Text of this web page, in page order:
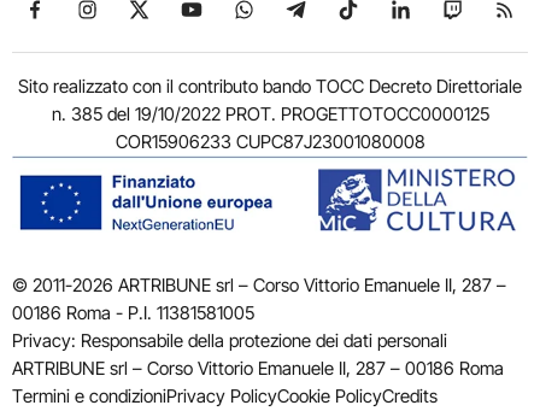
Sito realizzato con il contributo bando TOCC Decreto Direttoriale
n. 385 del 19/10/2022 PROT. PROGETTOTOCC0000125
COR15906233 CUPC87J23001080008
© 2011-2026 ARTRIBUNE srl – Corso Vittorio Emanuele II, 287 –
00186 Roma - P.I. 11381581005
Privacy: Responsabile della protezione dei dati personali
ARTRIBUNE srl – Corso Vittorio Emanuele II, 287 – 00186 Roma
Termini e condizioniPrivacy PolicyCookie PolicyCredits